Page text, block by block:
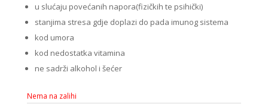
u slućaju povećanih napora(fizičkih te psihički)
stanjima stresa gdje doplazi do pada imunog sistema
kod umora
kod nedostatka vitamina
ne sadrži alkohol i šećer
Nema na zalihi